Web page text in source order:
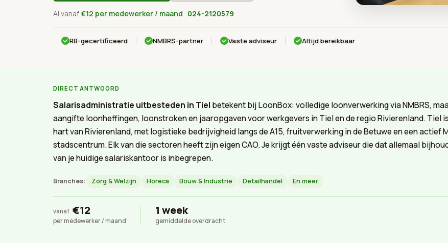
Al vanaf€12 per medewerker / maand · 024-2120579
RB-gecertificeerd NMBRS-partner Vaste adviseur Altijd bereikbaar
DIRECT ANTWOORD
Salarisadministratie uitbesteden in Tiel betekent bij LoonBox: volledige loonverwerking via NMBRS,
aangifte loonheffingen, loonstroken en jaaropgaven voor werkgevers in Tiel en de regio Rivierenland. Tiel
hart van Rivierenland, met logistieke bedrijvigheid langs de A15, fruitverwerking in de Betuwe en een actief
stadscentrum. Elk van die sectoren heeft zijn eigen CAO. Je krijgt één vaste adviseur die dat allemaal
van je huidige salariskantoor is inbegrepen.
Branches: Zorg & Welzijn Horeca Bouw & Industrie Detailhandel En meer
vanaf €12
per medewerker / maand
1 week
gemiddelde overdracht